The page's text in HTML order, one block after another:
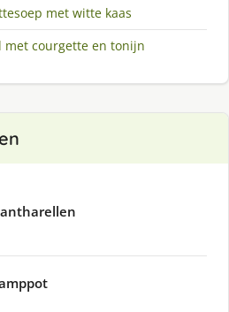
met witte kaas
met courgette en tonijn